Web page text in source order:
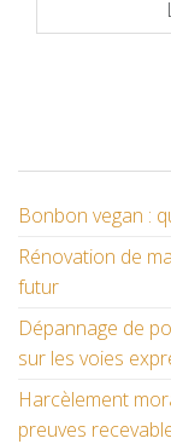
Bonbon vegan :
Rénovation de
futur
Dépannage de
sur les voies
Harcèlement
preuves